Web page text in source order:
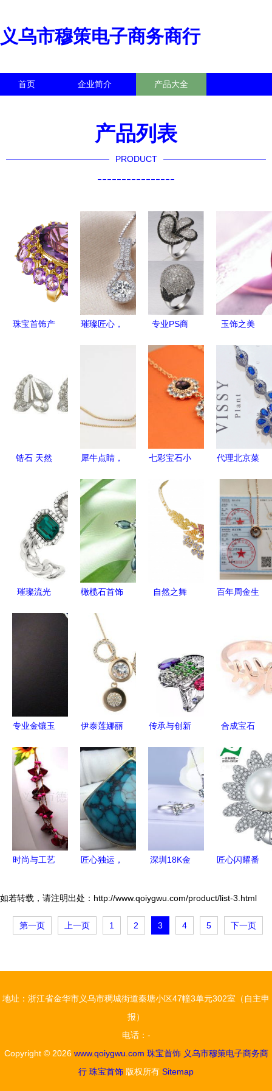
义乌市穆策电子商务商行
首页 企业简介 产品大全
产品列表
PRODUCT
----------------
珠宝首饰产
完美融合
璀璨匠心，
首饰厂吊坠
全览
专业PS商
能珠宝玉
饰，雕琢视
觉臻品
玉饰之美
0148图库
看东方韵味
与生活美学
锆石 天然
从耳饰到玉
饰的珠宝魅
力
犀牛点睛，
野生国际暑
期Rhino
3D珠宝首
饰精品课程
火热开启
七彩宝石小
乌批发实体
店如何链接
韩国进口饰
品的风尚
代理北京菜
预算成本与
加盟费详解
璀璨流光
橄榄石首饰
点亮时尚与
财富——供
应、批发与
采购全攻略
自然之舞
珠宝系列的
珍品盛视
百年周金生
钻石饰品无
一真，玉饰
亦需辨真伪
专业金镶玉
镶玉吊坠
平安如意价
格 厂家 图
片
伊泰莲娜丽
缘” 玉饰毛
衣链，串联
东方情韵与
时尚风华
传承与创新
石首饰行业
协会推动玉
璨之路
合成宝石
宝新选择
——聚焦3
折以下无库
存商品，5-
30元戒指推
荐
时尚与工艺
乌市德松饰
品厂引领精
品毛衣链新
匠心独运，
探访竹山县
宝丰镇明翔
绿松石工艺
深圳18K金
正东珠宝
GIA裸钻 定
制与批发的
匠心闪耀番
探访正东珠
宝，高端纯
银与钻石首
地
如若转载，请注明出处：http://www.qoiygwu.com/product/list-3.html
第一页 上一页 1 2 3 4 5 下一页
地址：浙江省金华市义乌市稠城街道秦塘小区47幢3单元302室（自主申
报）
电话：-
Copyright © 2026 www.qoiygwu.com 珠宝首饰 义乌市穆策电子商务商
行 珠宝首饰 版权所有 Sitemap